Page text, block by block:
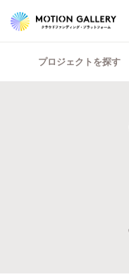
プロジェクトを探す